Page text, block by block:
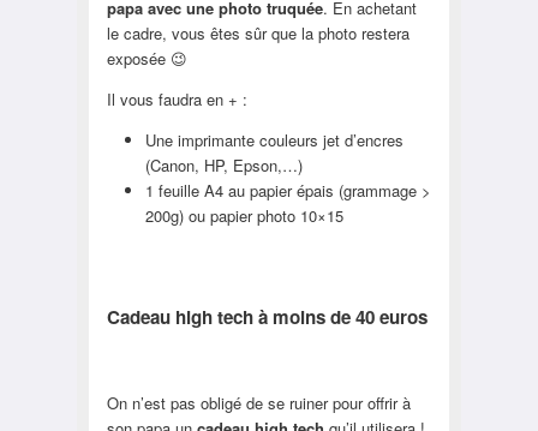
papa avec une photo truquée. En achetant
le cadre, vous êtes sûr que la photo restera
exposée 😉
Il vous faudra en + :
Une imprimante couleurs jet d’encres
(Canon, HP, Epson,…)
1 feuille A4 au papier épais (grammage >
200g) ou papier photo 10×15
Cadeau high tech à moins de 40 euros
On n’est pas obligé de se ruiner pour offrir à